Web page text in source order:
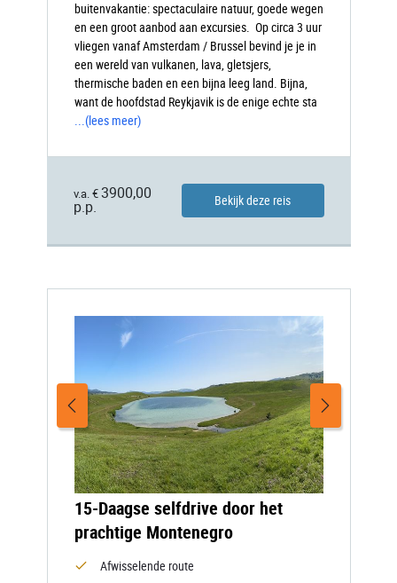
buitenvakantie: spectaculaire natuur, goede wegen
en een groot aanbod aan excursies. Op circa 3 uur
vliegen vanaf Amsterdam / Brussel bevind je je in
een wereld van vulkanen, lava, gletsjers,
thermische baden en een bijna leeg land. Bijna,
want de hoofdstad Reykjavik is de enige echte sta
...(lees meer)
v.a. € 3900,00
p.p.
Bekijk deze reis
15-Daagse selfdrive door het
prachtige Montenegro
Afwisselende route